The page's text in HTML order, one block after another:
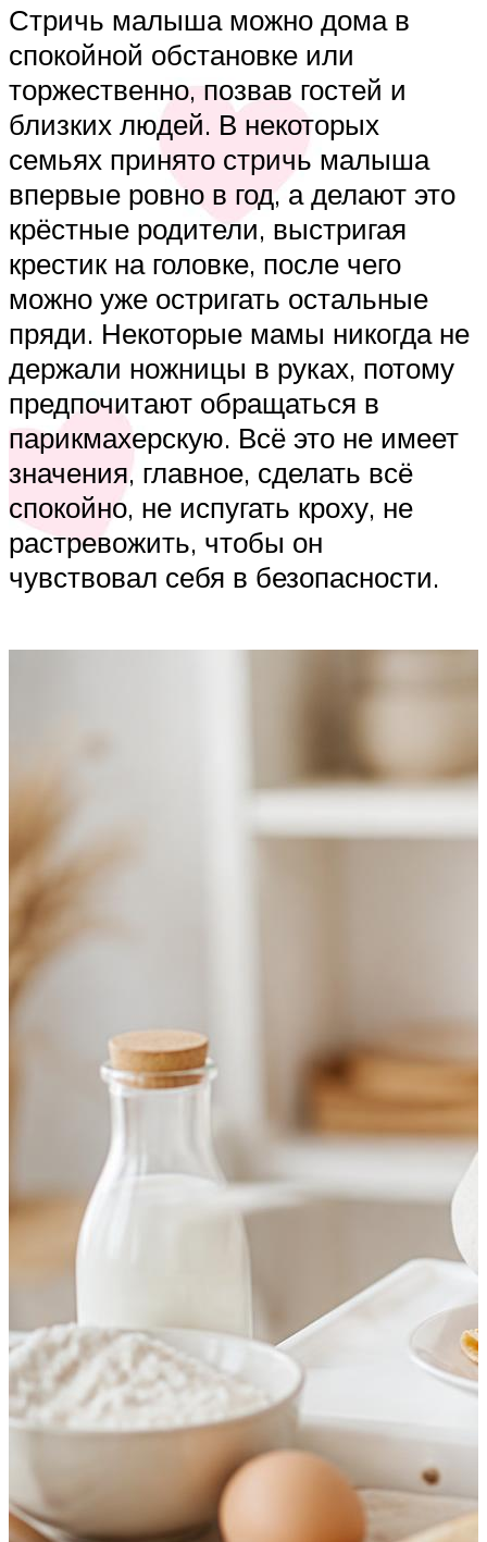
Стричь малыша можно дома в
спокойной обстановке или
торжественно, позвав гостей и
близких людей. В некоторых
семьях принято стричь малыша
впервые ровно в год, а делают это
крёстные родители, выстригая
крестик на головке, после чего
можно уже остригать остальные
пряди. Некоторые мамы никогда не
держали ножницы в руках, потому
предпочитают обращаться в
парикмахерскую. Всё это не имеет
значения, главное, сделать всё
спокойно, не испугать кроху, не
растревожить, чтобы он
чувствовал себя в безопасности.